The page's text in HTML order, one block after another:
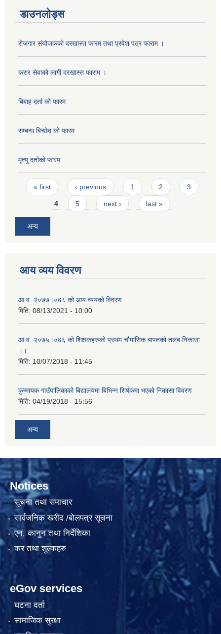
डाउनलोड्स
रोजगार संयोजकको दरखास्त फारम तथा प्रवेश पत्र फाराम ।
करार सेवाको लागी दरखास्त फाराम ।
बिबाह दर्ता को फारम
सम्बन्ध बिच्छेद को फारम
मृत्यु दर्ताको फारम
Pages
« first ‹ previous 1 2 3
4 5 next › last »
अन्य
आय व्यय विवरण
आ.व. २०७७।०७८ को आय व्ययको विवरण
मिति: 08/13/2021 - 10:00
आ.व. २०७५।०७६ को शिक्षकहरुको प्रथम चौमासिक बापतको तलब निकासा
।।
मिति: 10/07/2018 - 11:45
कुम्मायक गाउँपालिकाको बिद्यालयमा बिभिन्न शिर्षकमा भएको निकासा विवरण
मिति: 04/19/2018 - 15:56
अन्य
Notices
सूचना तथा समाचार
सार्वजनिक खरीद /बोलपत्र सूचना
एन, कानुन तथा निर्देशिका
कर तथा शुल्कहरु
eGov services
घटना दर्ता
सामाजिक सुरक्षा